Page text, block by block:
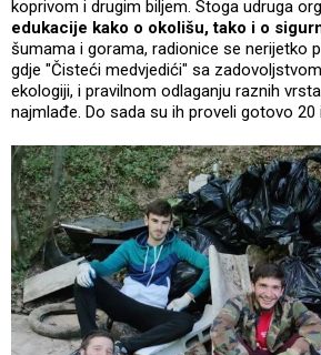
koprivom i drugim biljem. Stoga udruga
edukacije kako o okolišu, tako i o
šumama i gorama, radionice se nerijetko
gdje "Čisteći medvjedići" sa
ekologiji, i pravilnom odlaganju raznih
najmlađe. Do sada su ih proveli gotovo 20